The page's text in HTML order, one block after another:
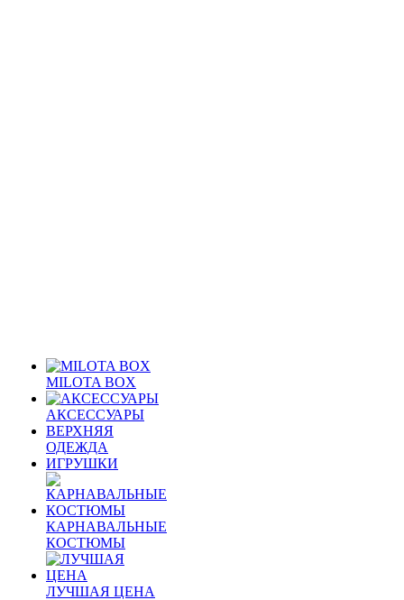
MILOTA BOX
АКСЕССУАРЫ
ВЕРХНЯЯ
ОДЕЖДА
ИГРУШКИ
КАРНАВАЛЬНЫЕ
КОСТЮМЫ
ЛУЧШАЯ ЦЕНА